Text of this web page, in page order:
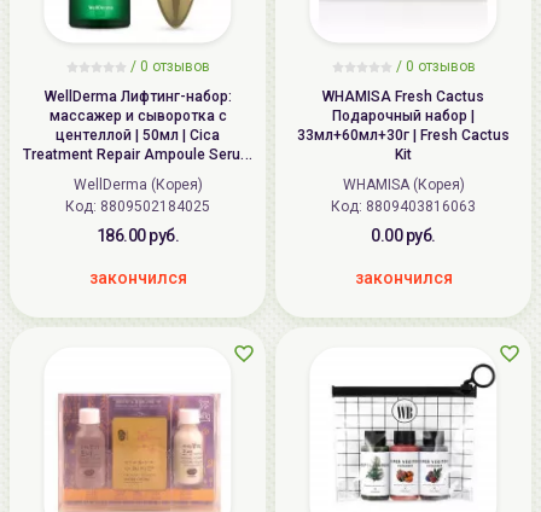
/ 0 отзывов
WellDerma Лифтинг-набор:
массажер и сыворотка с
центеллой | 50мл | Cica
Treatment Repair Ampoule Serum
and Roller Set
WellDerma (Корея)
Код: 8809502184025
186.00 руб.
закончился
/ 0 отзывов
WHAMISA Fresh Cactus
Подарочный набор |
33мл+60мл+30г | Fresh Cactus
Kit
WHAMISA (Корея)
Код: 8809403816063
0.00 руб.
закончился